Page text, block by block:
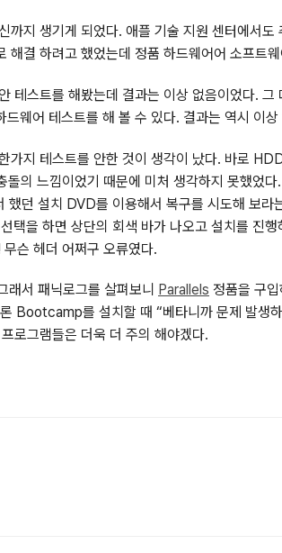
지 생기게 되었다. 애플 기술 지원 센터에서
결 하려고 했었는데 정품 하드웨어어 소프트
테스트를 해봤는데 결과는 이상 없음이었다.
웨어 테스트를 해 볼 수 있다. 결과는 역시 이상
가지 테스트를 안한 것이 생각이 났다. 바로
의 느낌이었기 때문에 미처 생각하지 못했었
했던 설치 DVD를 이용해서 복구를 시도해 보
을 하면 상단의 회색 바가 나오고 설치를 진
슨 헤더 어쩌구 오류였다.
래서 패닉로그를 살펴보니 Parallels 정품을 구
Bootcamp를 설치할 때
베타니까 문제 발생
로그램들은 더욱 더 주의 해야겠다.